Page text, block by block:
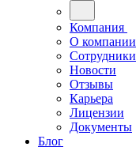
Компания
О компании
Сотрудники
Новости
Отзывы
Карьера
Лицензии
Документы
Блог